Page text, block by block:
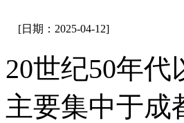
[日期：2025-04-12]
20世纪50年
主要集中于成